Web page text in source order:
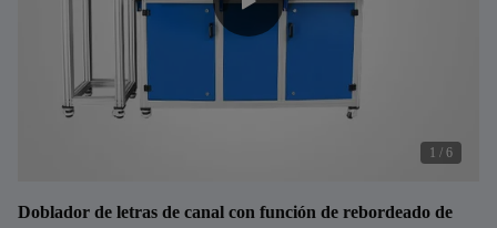
1 / 6
Doblador de letras de canal con función de rebordeado de